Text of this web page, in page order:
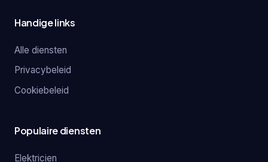
Handige links
Alle diensten
Privacybeleid
Cookiebeleid
Populaire diensten
Elektricien